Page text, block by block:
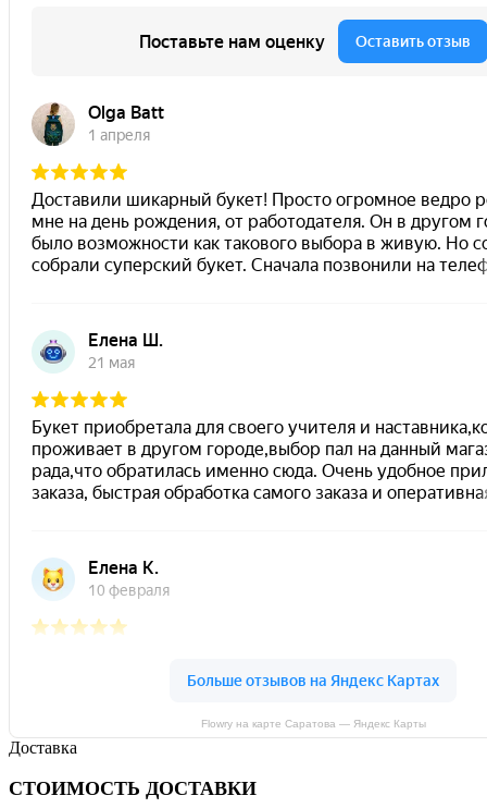
Flowry на карте Саратова — Яндекс Карты
Доставка
СТОИМОСТЬ ДОСТАВКИ